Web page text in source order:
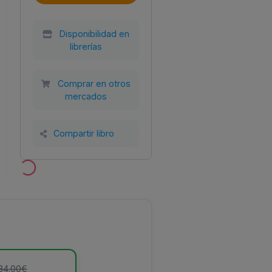
2025
librerías
mercados
Compartir libro